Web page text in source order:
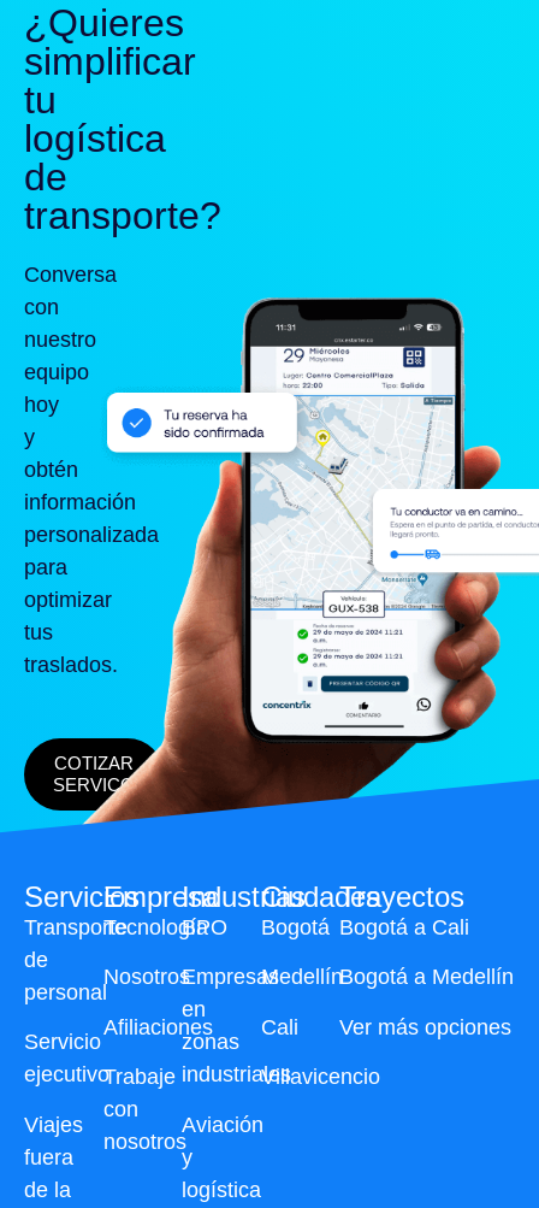
¿Quieres
simplificar
tu
logística
de
transporte?
Conversa
con
nuestro
equipo
hoy
y
obtén
información
personalizada
para
optimizar
tus
traslados.
COTIZAR
SERVICO
Servicios
Transporte
de
personal
Servicio
ejecutivo
Viajes
fuera
de la
Industrias
BPO
Empresas
en
zonas
industriales
Aviación
y
logística
Ciudades
Bogotá
Medellín
Cali
Villavicencio
Trayectos
Bogotá a Cali
Bogotá a Medellín
Ver más opciones
Empresa
Tecnología
Nosotros
Afiliaciones
Trabaje
con
nosotros